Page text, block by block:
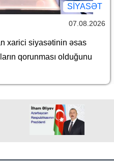
SİYASƏT
07.08.2026
xarici siyasətinin əsas
qorunması olduğunu